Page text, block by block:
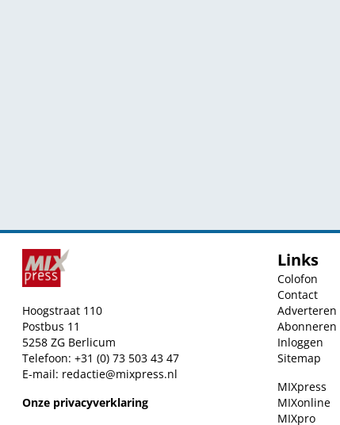
Hoogstraat 110
Postbus 11
5258 ZG Berlicum
Telefoon: +31 (0) 73 503 43 47
E-mail: redactie@mixpress.nl
Onze privacyverklaring
Links
Colofon
Contact
Adverteren
Abonneren
Inloggen
Sitemap
MIXpress
MIXonline
MIXpro